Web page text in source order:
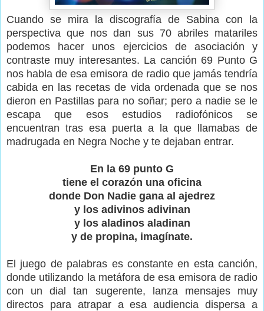
Cuando se mira la discografía de Sabina con la
perspectiva que nos dan sus 70 abriles matariles
podemos hacer unos ejercicios de asociación y
contraste muy interesantes. La canción 69 Punto G
nos habla de esa emisora de radio que jamás tendría
cabida en las recetas de vida ordenada que se nos
dieron en Pastillas para no soñar; pero a nadie se le
escapa que esos estudios radiofónicos se
encuentran tras esa puerta a la que llamabas de
madrugada en Negra Noche y te dejaban entrar.
En la 69 punto G
tiene el corazón una oficina
donde Don Nadie gana al ajedrez
y los adivinos adivinan
y los aladinos aladinan
y de propina, imagínate.
El juego de palabras es constante en esta canción,
donde utilizando la metáfora de esa emisora de radio
con un dial tan sugerente, lanza mensajes muy
directos para atrapar a esa audiencia dispersa a